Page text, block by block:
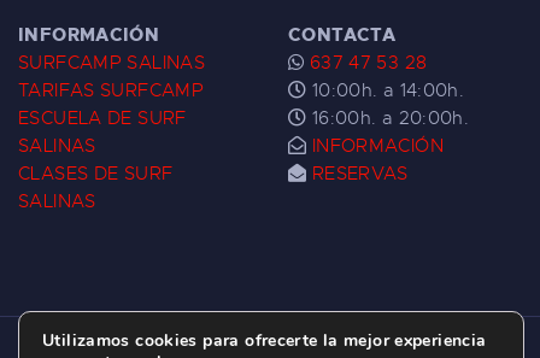
INFORMACIÓN
SURFCAMP SALINAS
TARIFAS SURFCAMP
ESCUELA DE SURF
SALINAS
CLASES DE SURF
SALINAS
CONTACTA
637 47 53 28
10:00h. a 14:00h.
16:00h. a 20:00h.
INFORMACIÓN
RESERVAS
Utilizamos cookies para ofrecerte la mejor experiencia